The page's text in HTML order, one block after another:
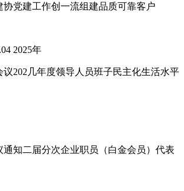
协党建工作创一流组建品质可靠客户
2025年
议202几年度领导人员班子民主化生活水平
通知二届分次企业职员（白金会员）代表